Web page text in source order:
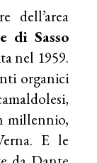
dell’area
di Sasso
nel 1959.
organici
millennio,
E le